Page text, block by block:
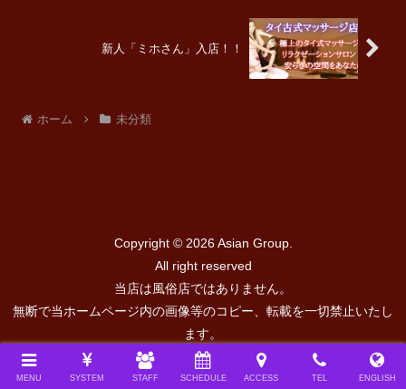
新人「ミホさん」入店！！
ホーム 未分類
Copyright © 2026Asian Group.
All right reserved
当店は風俗店ではありません。
無断で当ホームページ内の画像等のコピー、転載を一切禁止いたし
ます。
MENU SYSTEM STAFF SCHEDULE ACCESS TEL ENGLISH